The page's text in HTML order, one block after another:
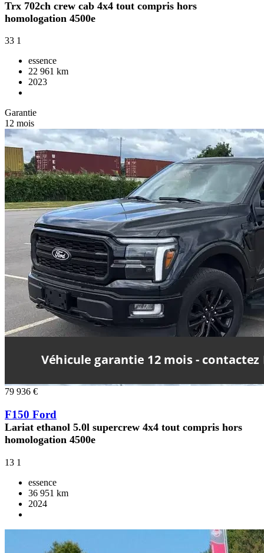
Trx 702ch crew cab 4x4 tout compris hors
homologation 4500e
33 1
essence
22 961 km
2023
Garantie
12 mois
79 936 €
F150 Ford
Lariat ethanol 5.0l supercrew 4x4 tout compris hors
homologation 4500e
13 1
essence
36 951 km
2024